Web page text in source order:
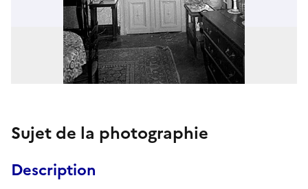
Sujet de la photographie
Description